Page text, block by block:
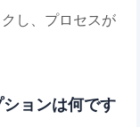
し、プロセスが
ョンは何です